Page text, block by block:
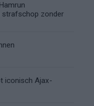
strafschop zonder
iconisch Ajax-